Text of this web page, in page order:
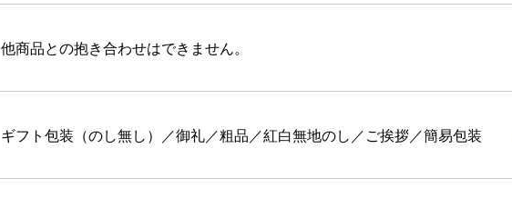
他商品との抱き合わせはできません。
ギフト包装（のし無し）／御礼／粗品／紅白無地のし／ご挨拶／簡易包装